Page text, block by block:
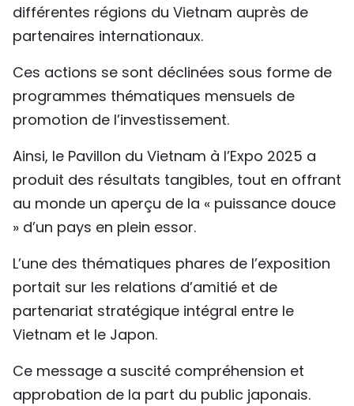
différentes régions du Vietnam auprès de
partenaires internationaux.
Ces actions se sont déclinées sous forme de
programmes thématiques mensuels de
promotion de l’investissement.
Ainsi, le Pavillon du Vietnam à l’Expo 2025 a
produit des résultats tangibles, tout en offrant
au monde un aperçu de la « puissance douce
» d’un pays en plein essor.
L’une des thématiques phares de l’exposition
portait sur les relations d’amitié et de
partenariat stratégique intégral entre le
Vietnam et le Japon.
Ce message a suscité compréhension et
approbation de la part du public japonais.